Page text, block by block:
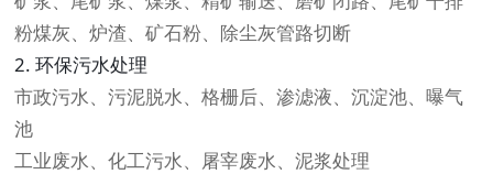
粉煤灰、炉渣、矿石粉、除尘灰管路切断
2. 环保污水处理
市政污水、污泥脱水、格栅后、渗滤液、沉淀池、曝气
池
工业废水、化工污水、屠宰废水、泥浆处理